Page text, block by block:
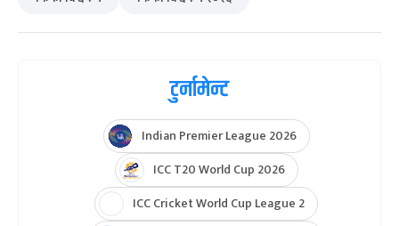
टुर्नामेन्ट
Indian Premier League 2026
ICC T20 World Cup 2026
ICC Cricket World Cup League 2